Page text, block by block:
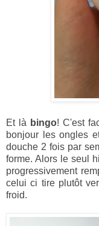
Et là bingo! C'est
bonjour les ongles
douche 2 fois par
forme. Alors le seul
progressivement
celui ci tire plutôt
froid.